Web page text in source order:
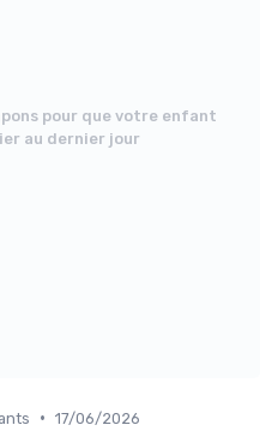
pour que votre enfant
au dernier jour
• 17/06/2026